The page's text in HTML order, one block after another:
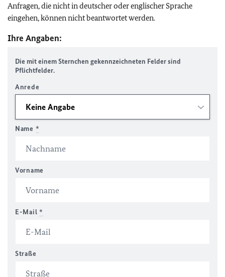
Anfragen, die nicht in deutscher oder englischer Sprache
eingehen, können nicht beantwortet werden.
Ihre Angaben:
Die mit einem Sternchen gekennzeichneten Felder sind
Pflichtfelder.
Anrede
Name *
Vorname
E-Mail *
Straße